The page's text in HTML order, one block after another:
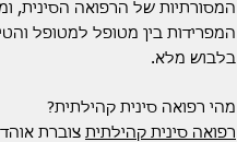
המסורתיות של הרפואה הסינית,
המפרידות בין מטופל למטופל
בלבוש מלא.
מהי רפואה סינית קהילתית?
רפואה סינית קהילתית צוברת